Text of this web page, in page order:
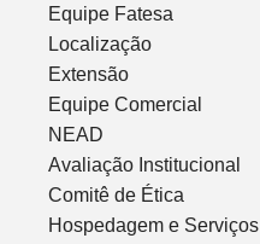
Equipe Fatesa
Localização
Extensão
Equipe Comercial
NEAD
Avaliação Institucional
Comitê de Ética
Hospedagem e Serviços